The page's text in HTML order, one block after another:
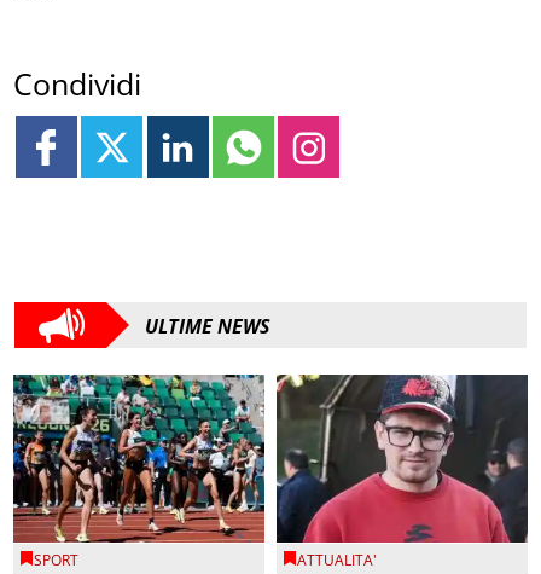
Condividi
ULTIME NEWS
SPORT ATTUALITA'